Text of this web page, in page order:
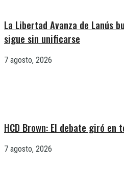
La Libertad Avanza de Lanús
sigue sin unificarse
7 agosto, 2026
HCD Brown: El debate giró en
7 agosto, 2026